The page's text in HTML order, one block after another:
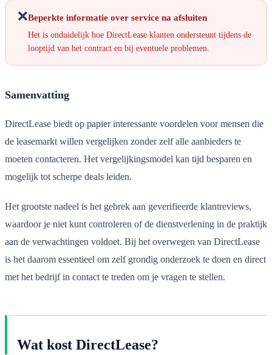
❌Beperkte informatie over service na afsluiten
Het is onduidelijk hoe DirectLease klanten ondersteunt tijdens de
looptijd van het contract en bij eventuele problemen.
Samenvatting
DirectLease biedt op papier interessante voordelen voor mensen die
de leasemarkt willen vergelijken zonder zelf alle aanbieders te
moeten contacteren. Het vergelijkingsmodel kan tijd besparen en
mogelijk tot scherpe deals leiden.
Het grootste nadeel is het gebrek aan geverifieerde klantreviews,
waardoor je niet kunt controleren of de dienstverlening in de praktijk
aan de verwachtingen voldoet. Bij het overwegen van DirectLease
is het daarom essentieel om zelf grondig onderzoek te doen en direct
met het bedrijf in contact te treden om je vragen te stellen.
Wat kost DirectLease?